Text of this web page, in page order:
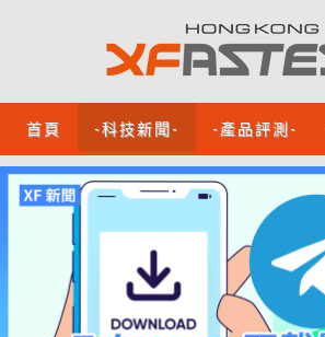
首頁 -科技新聞- -產品評測-